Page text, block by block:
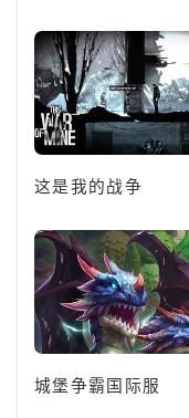
这是我的战争
城堡争霸国际服